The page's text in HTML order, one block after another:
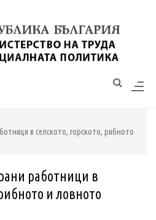
в селското, горското, рибното
работници в
и ловното